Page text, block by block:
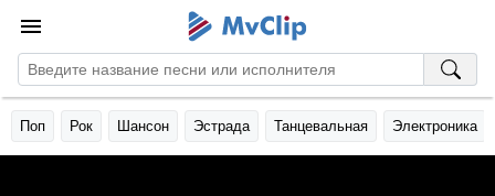
Поп Рок Шансон Эстрада Танцевальная Электроника